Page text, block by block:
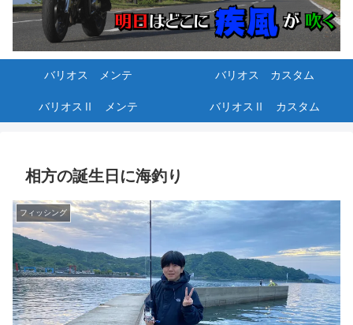
バリオス メンテ バリオス カスタム
バリオスⅡ メンテ バリオスⅡ カスタム
相方の誕生日に海釣り
フィッシング